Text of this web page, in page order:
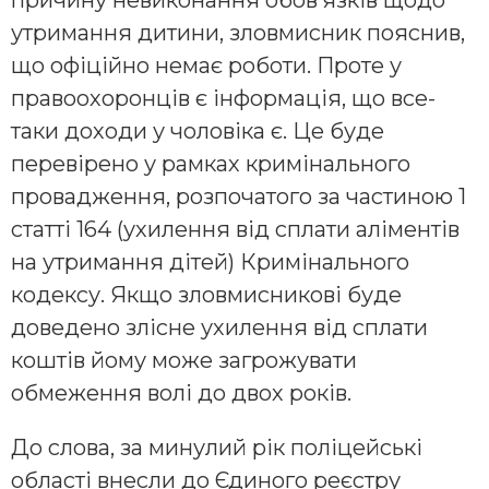
утримання дитини, зловмисник пояснив,
що офіційно немає роботи. Проте у
правоохоронців є інформація, що все-
таки доходи у чоловіка є. Це буде
перевірено у рамках кримінального
провадження, розпочатого за частиною 1
статті 164 (ухилення від сплати аліментів
на утримання дітей) Кримінального
кодексу. Якщо зловмисникові буде
доведено злісне ухилення від сплати
коштів йому може загрожувати
обмеження волі до двох років.
До слова, за минулий рік поліцейські
області внесли до Єдиного реєстру